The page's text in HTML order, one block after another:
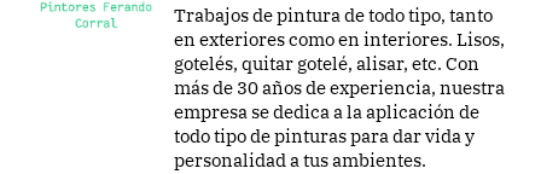
Trabajos de pintura de todo tipo, tanto
en exteriores como en interiores. Lisos,
gotelés, quitar gotelé, alisar, etc. Con
más de 30 años de experiencia, nuestra
empresa se dedica a la aplicación de
todo tipo de pinturas para dar vida y
personalidad a tus ambientes.